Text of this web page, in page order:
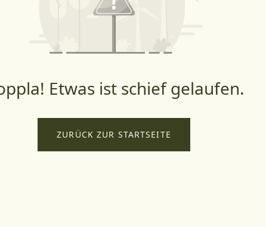
Etwas ist schief gelaufen.
ZURÜCK ZUR STARTSEITE